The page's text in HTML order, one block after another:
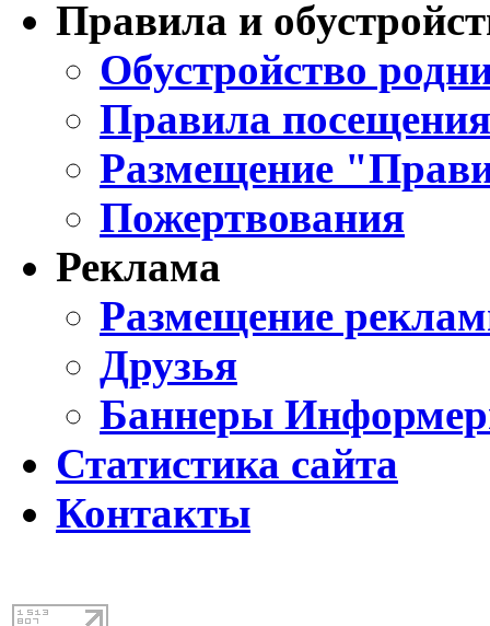
Правила и
Обустройство
Правила
Размещение
Пожертвования
Реклама
Размещение
Друзья
Баннеры
Статистика сайта
Контакты